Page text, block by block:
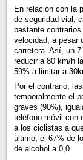
En relación con la
de seguridad vial,
bastante
velocidad, a pesar
carretera. Así, un
reducir a 80 km/h
59% a limitar a
Por el contrario,
temporalmente el
graves (90%),
teléfono móvil con
a los ciclistas a
último, el 67% de
de alcohol a 0,0.